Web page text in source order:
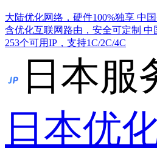
大陆优化网络，硬件100%独享 中
含优化互联网路由，安全可定制 中
253个可用IP，支持1C/2C/4C
日本服
日本优